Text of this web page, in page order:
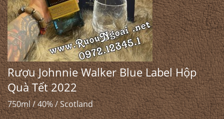
Rượu Johnnie Walker Blue Label Hộp
Quà Tết 2022
750ml / 40% / Scotland